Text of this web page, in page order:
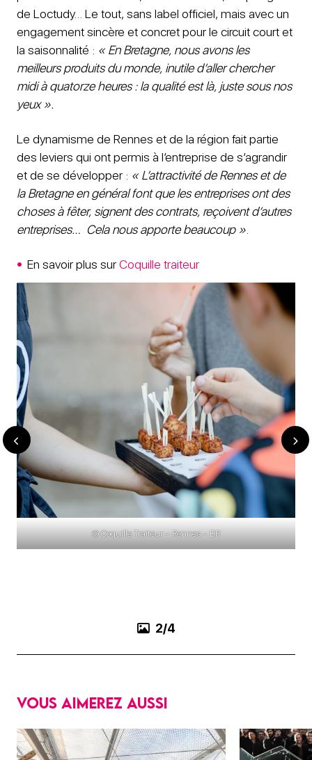
de Loctudy… Le tout, sans label officiel, mais avec un
engagement sincère et concretpour le circuit court et
la saisonnalité : « En Bretagne, nous avons les
meilleurs produits du monde, inutile d’aller chercher
midi à quatorze heures : la qualité est là, juste sous nos
yeux ».
Le dynamisme de Rennes et de la région fait partie
des leviers qui ont permis à l’entreprise de s’agrandir
et de se développer : « L’attractivité de Rennes et de
la Bretagne en général font que les entreprises ont des
choses à fêter, signent des contrats, reçoivent d’autres
entreprises… Cela nous apporte beaucoup »
En savoir plus surCoquille traiteur
© Coquille Traiteur – Rennes – DR
2/4
Vous aimerez aussi